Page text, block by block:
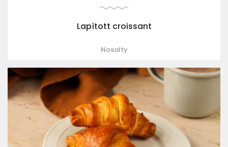
Lapított croissant
Nosalty